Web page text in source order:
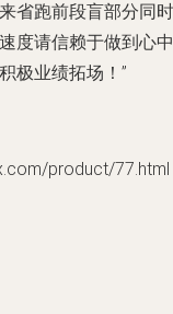
省跑前段盲部分同时
度请信赖于做到心中
极业绩拓场！”
product/77.html